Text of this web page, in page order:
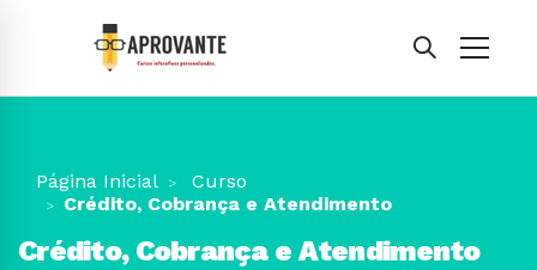
Página Inicial
Curso
Crédito, Cobrança e Atendimento
Crédito, Cobrança e Atendimento